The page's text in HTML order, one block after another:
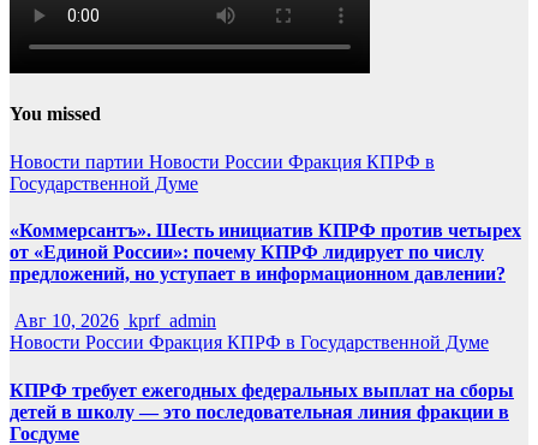
You missed
Новости партии Новости России Фракция КПРФ в
Государственной Думе
«Коммерсантъ». Шесть инициатив КПРФ против четырех
от «Единой России»: почему КПРФ лидирует по числу
предложений, но уступает в информационном давлении?
Авг 10, 2026 kprf_admin
Новости России Фракция КПРФ в Государственной Думе
КПРФ требует ежегодных федеральных выплат на сборы
детей в школу — это последовательная линия фракции в
Госдуме